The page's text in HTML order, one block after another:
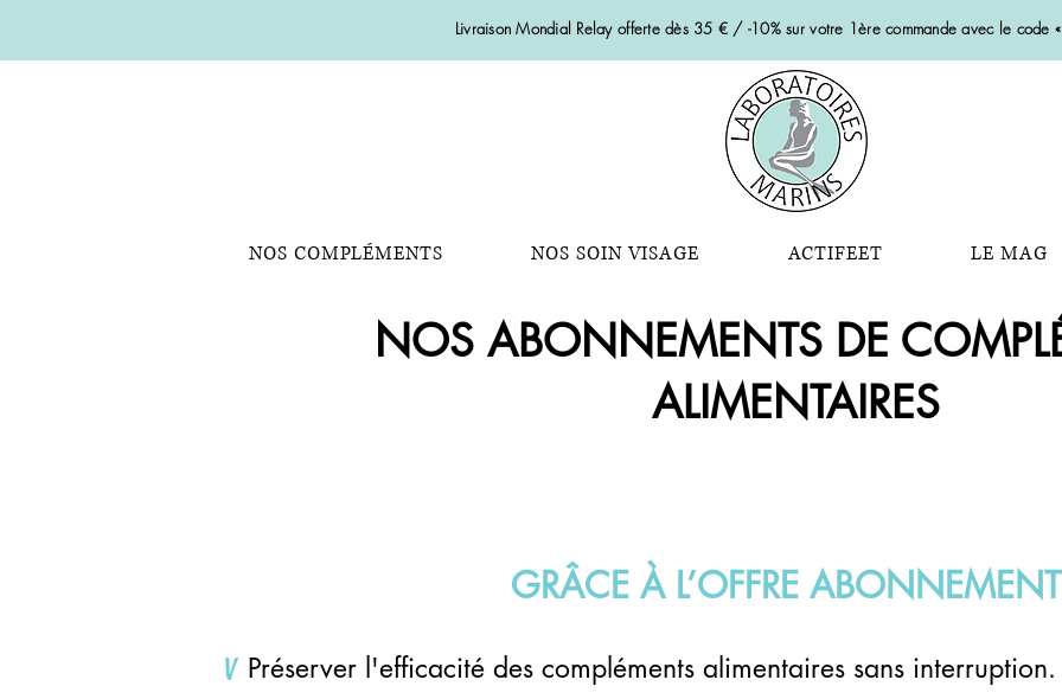
Livraison Mondial Relay offerte dès 35 € / -10% sur votre 1ère commande avec le code
NOS COMPLÉMENTS NOS SOIN VISAGE ACTIFEET LE MAG
NOS ABONNEMENTS DE
ALIMENTAIRES
GRÂCE À L’OFFRE
V Préserver l'efficacité des compléments alimentaires sans interruption.